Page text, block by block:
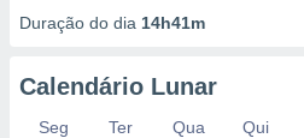
Duração do dia 14h41m
Calendário Lunar
Seg Ter Qua Qui